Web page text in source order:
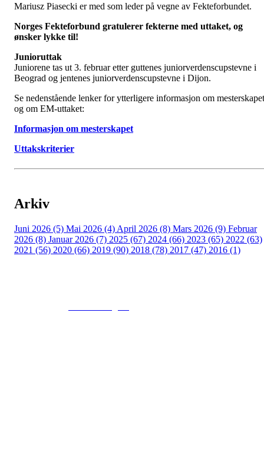
Mariusz Piasecki er med som leder på vegne av Fekteforbundet.
Norges Fekteforbund gratulerer fekterne med uttaket, og
ønsker lykke til!
Junioruttak
Juniorene tas ut 3. februar etter guttenes juniorverdenscupstevne i
Beograd og jentenes juniorverdenscupstevne i Dijon.
Se nedenstående lenker for ytterligere informasjon om mesterskapet
og om EM-uttaket:
Informasjon om mesterskapet
Uttakskriterier
Arkiv
Juni 2026 (5) Mai 2026 (4) April 2026 (8) Mars 2026 (9) Februar
2026 (8) Januar 2026 (7) 2025 (67) 2024 (66) 2023 (65) 2022 (63)
2021 (56) 2020 (66) 2019 (90) 2018 (78) 2017 (47) 2016 (1)